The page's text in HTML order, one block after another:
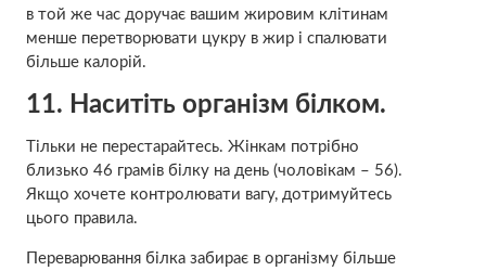
в той же час доручає вашим жировим клітинам
менше перетворювати цукру в жир і спалювати
більше калорій.
11. Наситіть організм білком.
Тільки не перестарайтесь. Жінкам потрібно
близько 46 грамів білку на день (чоловікам – 56).
Якщо хочете контролювати вагу, дотримуйтесь
цього правила.
Переварювання білка забирає в організму більше